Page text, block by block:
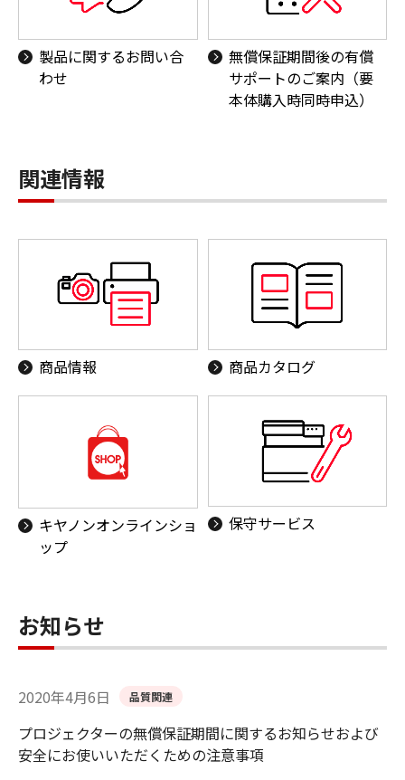
製品に関するお問い合
わせ
無償保証期間後の有償
サポートのご案内（要
本体購入時同時申込）
関連情報
商品情報 商品カタログ
キヤノンオンラインショ
ップ
保守サービス
お知らせ
2020年4月6日 品質関連
プロジェクターの無償保証期間に関するお知らせおよび
安全にお使いいただくための注意事項